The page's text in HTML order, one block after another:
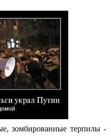
зомбированные терпилы -